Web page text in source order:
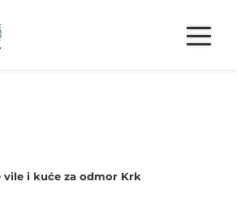
i kuće za odmor Krk